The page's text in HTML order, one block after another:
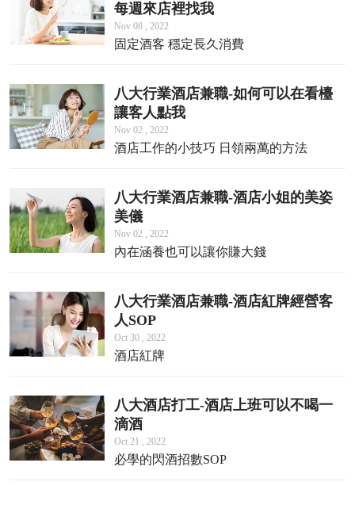
每週來店裡找我
Nov 08 , 2022
固定酒客 穩定長久消費
八大行業酒店兼職-如何可以在看檯
讓客人點我
Nov 02 , 2022
酒店工作的小技巧 日領兩萬的方法
八大行業酒店兼職-酒店小姐的美姿
美儀
Nov 02 , 2022
內在涵養也可以讓你賺大錢
八大行業酒店兼職-酒店紅牌經營客
人SOP
Oct 30 , 2022
酒店紅牌
八大酒店打工-酒店上班可以不喝一
滴酒
Oct 21 , 2022
必學的閃酒招數SOP